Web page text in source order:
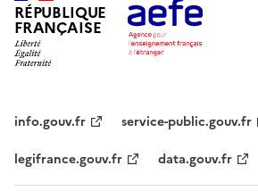
RÉPUBLIQUE
FRANÇAISE
info.gouv.fr
service-public.gouv.fr
legifrance.gouv.fr
data.gouv.fr